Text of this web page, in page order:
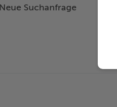
Neue Suchanfrage